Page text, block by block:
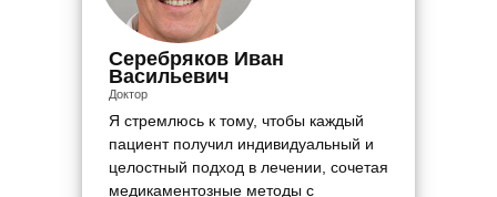
Серебряков Иван
Васильевич
Доктор
Я стремлюсь к тому, чтобы каждый
пациент получил индивидуальный и
целостный подход в лечении, сочетая
медикаментозные методы с